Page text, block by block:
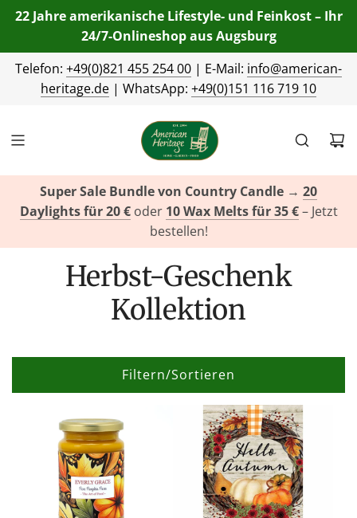
22 Jahre amerikanische Lifestyle- und Feinkost – Ihr
24/7-Onlineshop aus Augsburg
Telefon: +49(0)821 455 254 00 | E-Mail: info@american-
heritage.de | WhatsApp: +49(0)151 116 719 10
Super Sale Bundle von Country Candle → 20
Daylights für 20 €oder 10 Wax Melts für 35 €– Jetzt
bestellen!
Herbst-Geschenk
Kollektion
Filtern/Sortieren